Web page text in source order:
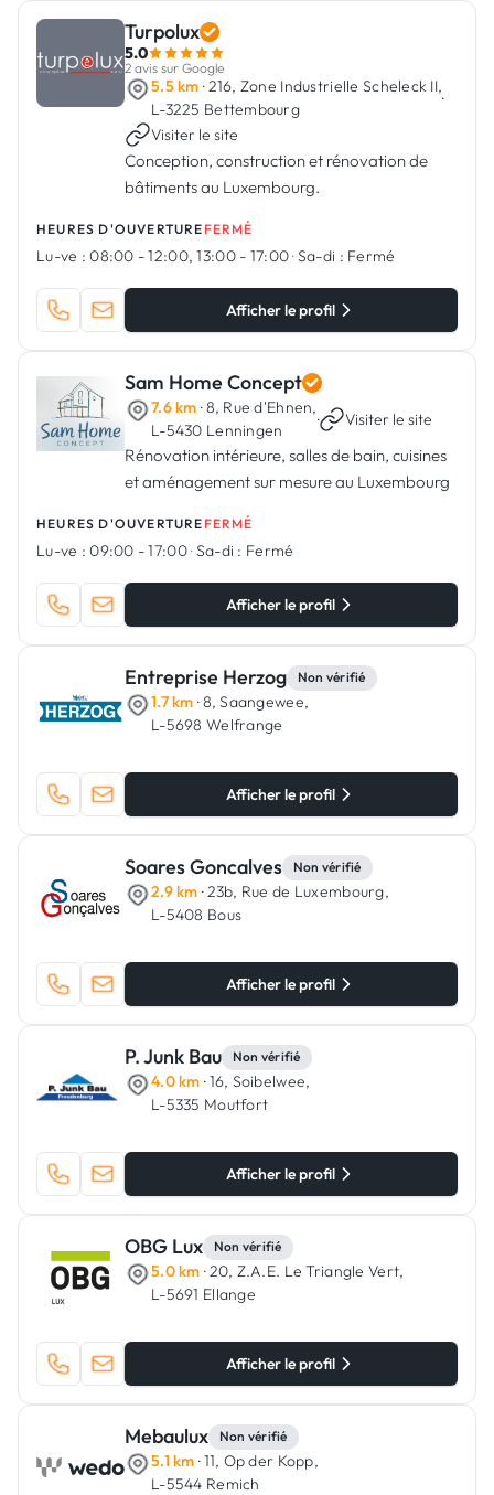
Turpolux
5.0
2 avis sur Google
5.5 km · 216, Zone Industrielle Scheleck II,
L-3225 Bettembourg
·
Visiter le site
Conception, construction et rénovation de
bâtiments au Luxembourg.
HEURES D'OUVERTURE FERMÉ
Lu-ve : 08:00 - 12:00, 13:00 - 17:00·Sa-di : Fermé
Afficher le profil
Sam Home Concept
7.6 km · 8, Rue d'Ehnen,
L-5430 Lenningen
· Visiter le site
Rénovation intérieure, salles de bain, cuisines
et aménagement sur mesure au Luxembourg
HEURES D'OUVERTURE FERMÉ
Lu-ve : 09:00 - 17:00·Sa-di : Fermé
Afficher le profil
Entreprise Herzog Non vérifié
1.7 km · 8, Saangewee,
L-5698 Welfrange
Afficher le profil
Soares Goncalves Non vérifié
2.9 km · 23b, Rue de Luxembourg,
L-5408 Bous
Afficher le profil
P. Junk Bau Non vérifié
4.0 km · 16, Soibelwee,
L-5335 Moutfort
Afficher le profil
OBG Lux Non vérifié
5.0 km · 20, Z.A.E. Le Triangle Vert,
L-5691 Ellange
Afficher le profil
Mebaulux Non vérifié
5.1 km · 11, Op der Kopp,
L-5544 Remich